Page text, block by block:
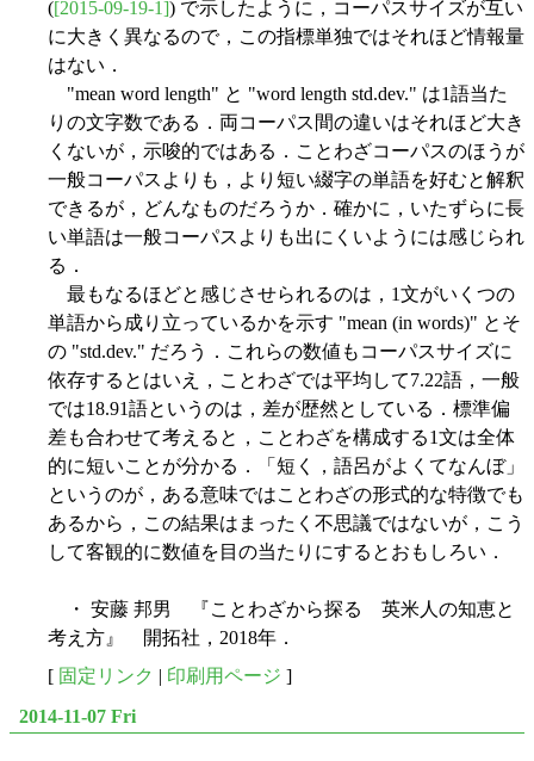
([2015-09-19-1]) で示したように，コーパスサイズが互い
に大きく異なるので，この指標単独ではそれほど情報量
はない．
"mean word length" と "word length std.dev." は1語当た
りの文字数である．両コーパス間の違いはそれほど大き
くないが，示唆的ではある．ことわざコーパスのほうが
一般コーパスよりも，より短い綴字の単語を好むと解釈
できるが，どんなものだろうか．確かに，いたずらに長
い単語は一般コーパスよりも出にくいようには感じられ
る．
最もなるほどと感じさせられるのは，1文がいくつの
単語から成り立っているかを示す "mean (in words)" とそ
の "std.dev." だろう．これらの数値もコーパスサイズに
依存するとはいえ，ことわざでは平均して7.22語，一般
では18.91語というのは，差が歴然としている．標準偏
差も合わせて考えると，ことわざを構成する1文は全体
的に短いことが分かる．「短く，語呂がよくてなんぼ」
というのが，ある意味ではことわざの形式的な特徴でも
あるから，この結果はまったく不思議ではないが，こう
して客観的に数値を目の当たりにするとおもしろい．
・ 安藤 邦男 『ことわざから探る 英米人の知恵と
考え方』 開拓社，2018年．
[ 固定リンク | 印刷用ページ ]
2014-11-07 Fri